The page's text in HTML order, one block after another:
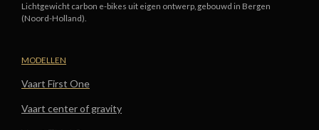
Lichtgewicht carbon e-bikes uit eigen ontwerp, gebouwd in Bergen
(Noord-Holland).
MODELLEN
Vaart First One
Vaart center of gravity